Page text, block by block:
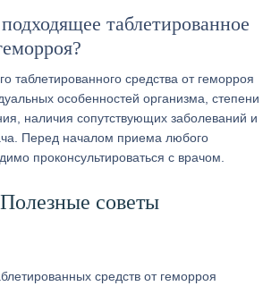
таблетированное
таблетированного средства от геморроя
особенностей организма, степени
наличия сопутствующих заболеваний и
Перед началом приема любого
проконсультироваться с врачом.
Полезные советы
средств от геморроя